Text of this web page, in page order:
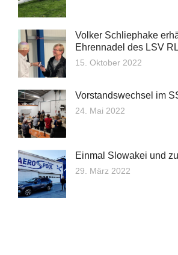
Volker Schliephake
Ehrennadel des LSV
15. Oktober 2022
Vorstandswechsel im
24. Mai 2022
Einmal Slowakei und
29. März 2022